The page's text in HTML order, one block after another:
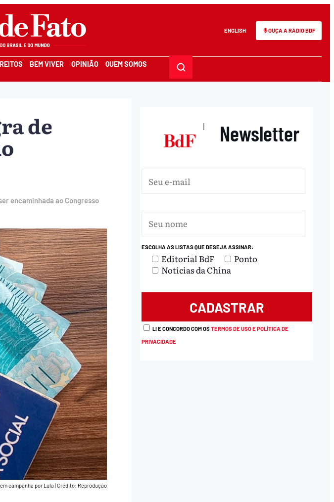
ENGLISH OUÇA A RÁDIO BDF
BEM VIVER OPINIÃO QUEM SOMOS
de
encaminhada ao Congresso
campanha por Lula Crédito: Reprodução
| Newsletter
ESCOLHA AS LISTAS QUE DESEJA ASSINAR:
Editorial BdF
Ponto
Notícias da China
LI E CONCORDO COM OSTERMOS DE USO E POLÍTICA DE
PRIVACIDADE